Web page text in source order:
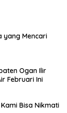
yang Mencari
Ogan Ilir
Februari Ini
Bisa Nikmati